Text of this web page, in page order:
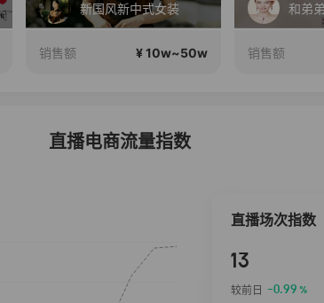
新国风新中式女装
销售额 ¥ 10w~50w 销售额
直播电商流量指数
直播场次指数
13
较前日 -0.99 %